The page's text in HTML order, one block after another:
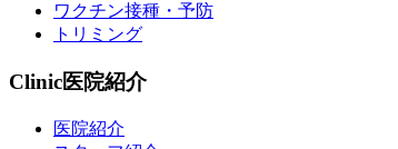
ワクチン接種・予防
トリミング
Clinic医院紹介
医院紹介